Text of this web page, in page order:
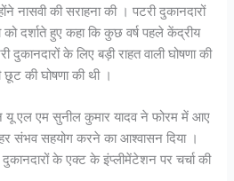
नासवी की सराहना की । पटरी दुकानदारों
दर्शाते हुए कहा कि कुछ वर्ष पहले केंद्रीय
दुकानदारों के लिए बड़ी राहत वाली घोषणा की
की घोषणा की थी ।
यू एल एम सुनील कुमार यादव ने फोरम में आए
संभव सहयोग करने का आश्वासन दिया ।
दुकानदारों के एक्ट के इंप्लीमेंटेशन पर चर्चा की